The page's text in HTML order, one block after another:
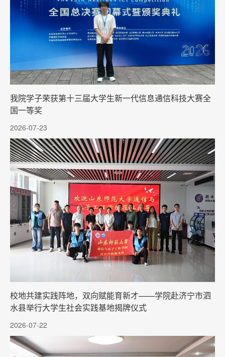
我院学子荣获第十三届大学生新一代信息通信科技大赛全
国一等奖
2026-07-23
校地共建实践阵地，双向赋能育新才——学院赴济宁市泗
水县举行大学生社会实践基地揭牌仪式
2026-07-22